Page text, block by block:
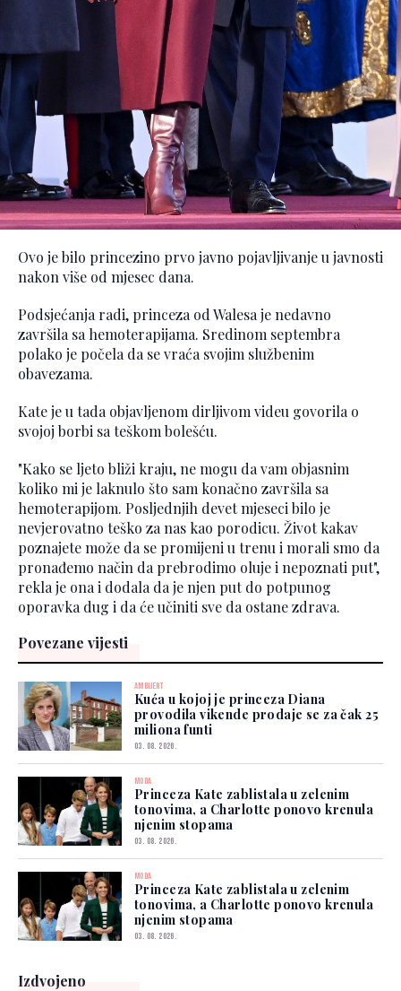
Ovo je bilo princezino prvo javno pojavljivanje u javnosti
nakon više od mjesec dana.
Podsjećanja radi, princeza od Walesa je nedavno
završila sa hemoterapijama. Sredinom septembra
polako je počela da se vraća svojim službenim
obavezama.
Kate je u tada objavljenom dirljivom videu govorila o
svojoj borbi sa teškom bolešću.
"Kako se ljeto bliži kraju, ne mogu da vam objasnim
koliko mi je laknulo što sam konačno završila sa
hemoterapijom. Posljednjih devet mjeseci bilo je
nevjerovatno teško za nas kao porodicu. Život kakav
poznajete može da se promijeni u trenu i morali smo da
pronađemo način da prebrodimo oluje i nepoznati put",
rekla je ona i dodala da je njen put do potpunog
oporavka dug i da će učiniti sve da ostane zdrava.
Povezane vijesti
AMBIJENT
Kuća u kojoj je princeza Diana
provodila vikende prodaje se za čak 25
miliona funti
03. 08. 2026.
MODA
Princeza Kate zablistala u zelenim
tonovima, a Charlotte ponovo krenula
njenim stopama
03. 08. 2026.
MODA
Princeza Kate zablistala u zelenim
tonovima, a Charlotte ponovo krenula
njenim stopama
03. 08. 2026.
Izdvojeno